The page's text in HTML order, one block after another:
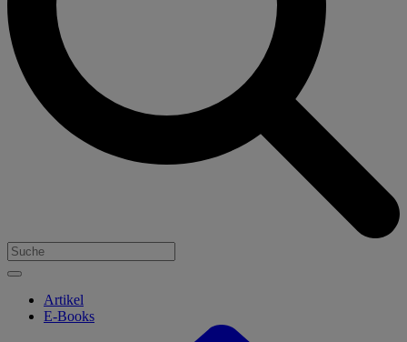
Artikel
E-Books